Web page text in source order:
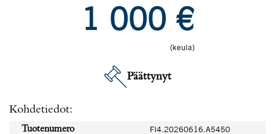
1 000 €
(keula)
Päättynyt
Kohdetiedot:
Tuotenumero
FI4.20260616.A5450